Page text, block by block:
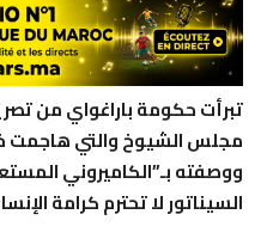
تبرأت حكومة باراغواي من
مجلس الشيوخ والتي هاجمت
ووصفته بـ”الكاميروني
السيناتور لا تحترم كرامة